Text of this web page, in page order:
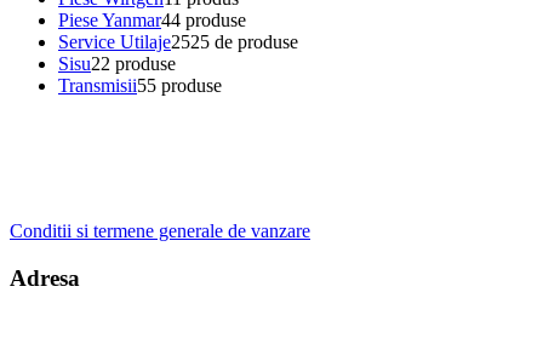
Piese Yanmar44 produse
Service Utilaje2525 de produse
Sisu22 produse
Transmisii55 produse
Conditii si termene generale de vanzare
Adresa